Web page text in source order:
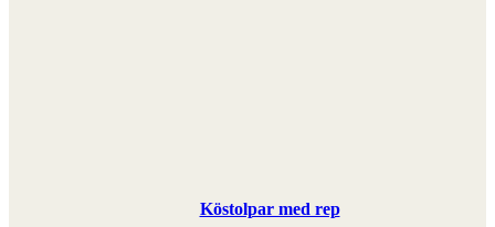
Köstolpar med rep